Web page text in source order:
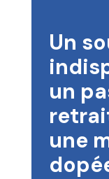
Un
un
une